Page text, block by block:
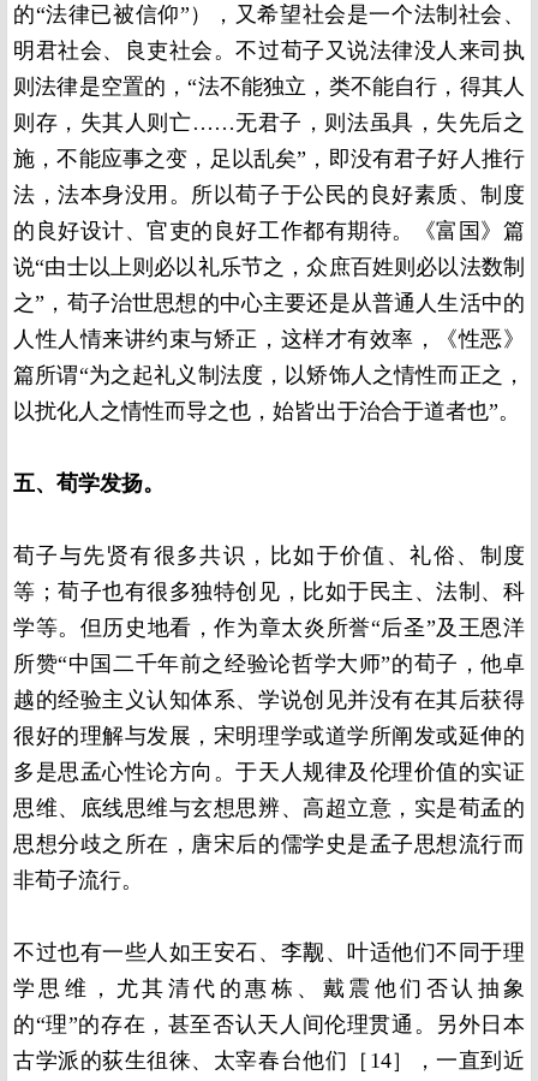
的“法律已被信仰”），又希望社会是一个法制社会、
明君社会、良吏社会。不过荀子又说法律没人来司执
则法律是空置的，“法不能独立，类不能自行，得其人
则存，失其人则亡……无君子，则法虽具，失先后之
施，不能应事之变，足以乱矣”，即没有君子好人推行
法，法本身没用。所以荀子于公民的良好素质、制度
的良好设计、官吏的良好工作都有期待。《富国》篇
说“由士以上则必以礼乐节之，众庶百姓则必以法数制
之”，荀子治世思想的中心主要还是从普通人生活中的
人性人情来讲约束与矫正，这样才有效率，《性恶》
篇所谓“为之起礼义制法度，以矫饰人之情性而正之，
以扰化人之情性而导之也，始皆出于治合于道者也”。
五、荀学发扬。
荀子与先贤有很多共识，比如于价值、礼俗、制度
等；荀子也有很多独特创见，比如于民主、法制、科
学等。但历史地看，作为章太炎所誉“后圣”及王恩洋
所赞“中国二千年前之经验论哲学大师”的荀子，他卓
越的经验主义认知体系、学说创见并没有在其后获得
很好的理解与发展，宋明理学或道学所阐发或延伸的
多是思孟心性论方向。于天人规律及伦理价值的实证
思维、底线思维与玄想思辨、高超立意，实是荀孟的
思想分歧之所在，唐宋后的儒学史是孟子思想流行而
非荀子流行。
不过也有一些人如王安石、李觏、叶适他们不同于理
学思维，尤其清代的惠栋、戴震他们否认抽象
的“理”的存在，甚至否认天人间伦理贯通。另外日本
古学派的荻生徂徕、太宰春台他们［14］，一直到近